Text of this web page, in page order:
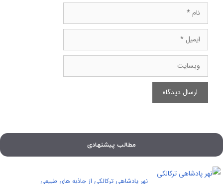
ایمیل
وبسایت
مطالب پیشنهادی
نهر پادشاهی ترکالکی از جاذبه های طبیعی